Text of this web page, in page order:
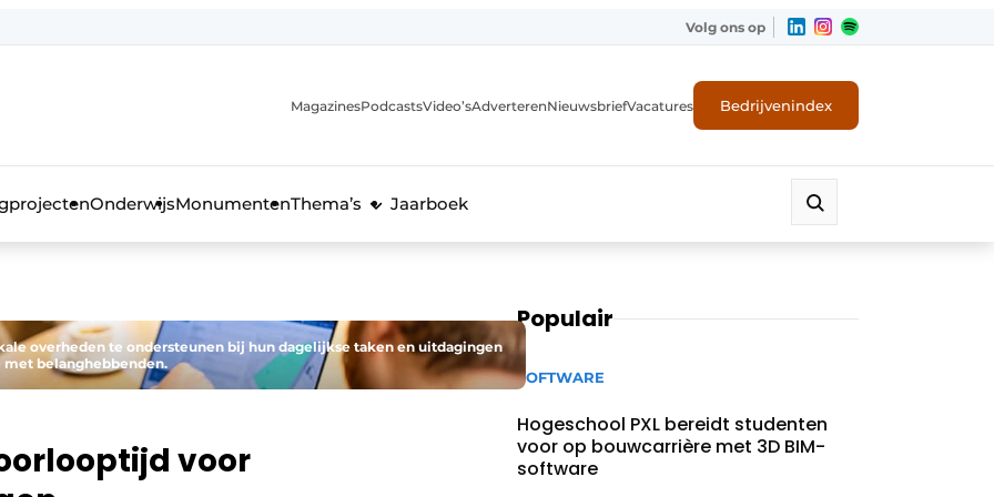
Volg ons op
MagazinesPodcastsVideo’sAdverterenNieuwsbriefVacatures Bedrijvenindex
OnderwijsMonumentenThema’s Jaarboek
overheden te ondersteunen bij hun dagelijkse taken en uitdagingen
belanghebbenden.
voor
Populair
SOFTWARE
Hogeschool PXL bereidt studenten
voor op bouwcarrière met 3D BIM-
software